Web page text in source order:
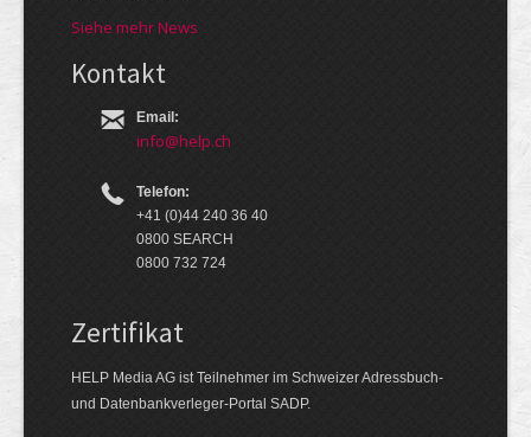
Siehe mehr News
Kontakt
Email:
info@help.ch
Telefon:
+41 (0)44 240 36 40
0800 SEARCH
0800 732 724
Zertifikat
HELP Media AG ist Teilnehmer im Schweizer Adressbuch-
und Datenbankverleger-Portal SADP.